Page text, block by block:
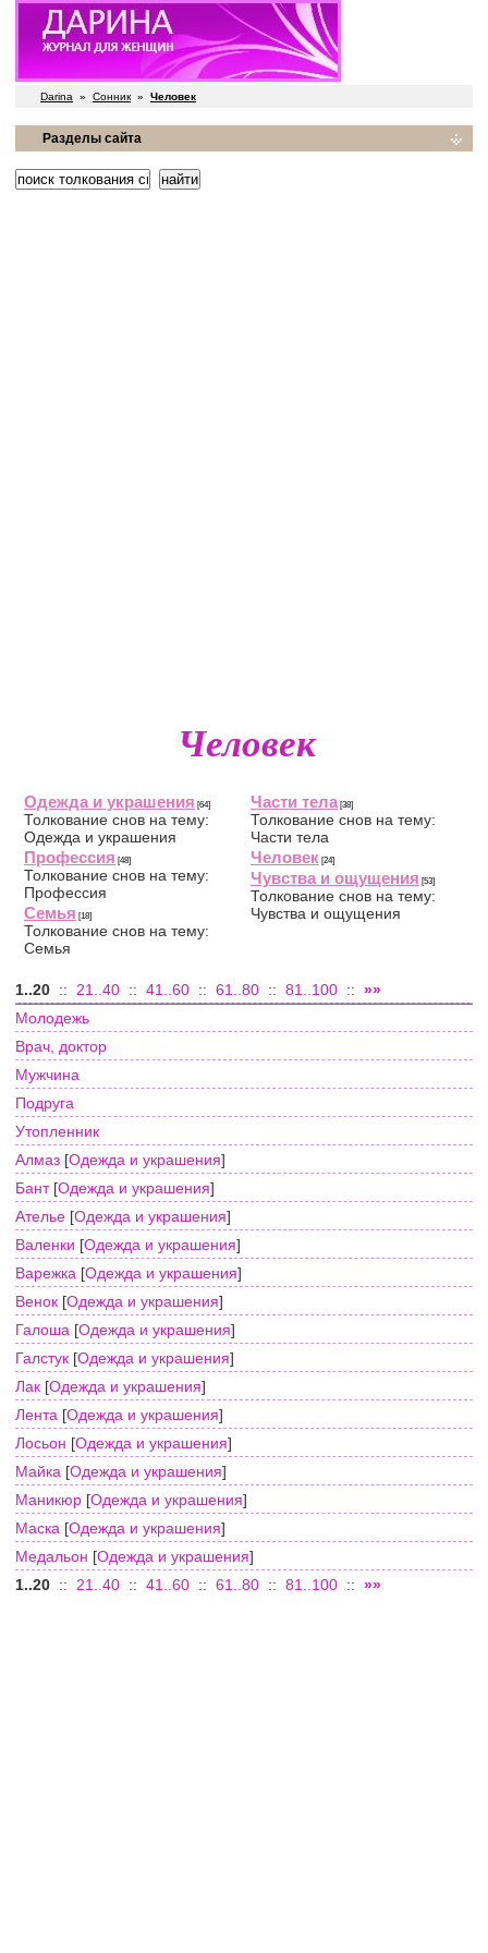
Darina » Сонник » Человек
Разделы сайта
Человек
Одежда и украшения [64]
Толкование снов на тему:
Одежда и украшения
Профессия [48]
Толкование снов на тему:
Профессия
Семья [18]
Толкование снов на тему:
Семья
Части тела[38]
Толкование снов на тему:
Части тела
Человек [24]
Чувства и ощущения [53]
Толкование снов на тему:
Чувства и ощущения
1..20 :: 21..40 :: 41..60 :: 61..80 :: 81..100 :: »»
Молодежь
Врач, доктор
Мужчина
Подруга
Утопленник
Алмаз [Одежда и украшения]
Бант[Одежда и украшения]
Ателье [Одежда и украшения]
Валенки [Одежда и украшения]
Варежка [Одежда и украшения]
Венок [Одежда и украшения]
Галоша [Одежда и украшения]
Галстук [Одежда и украшения]
Лак [Одежда и украшения]
Лента [Одежда и украшения]
Лосьон [Одежда и украшения]
Майка [Одежда и украшения]
Маникюр [Одежда и украшения]
Маска [Одежда и украшения]
Медальон [Одежда и украшения]
1..20 :: 21..40 :: 41..60 :: 61..80 :: 81..100 :: »»